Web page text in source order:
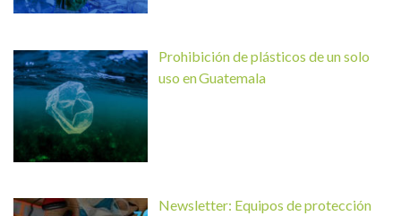
Prohibición de plásticos de un solo
uso en Guatemala
Newsletter: Equipos de protección